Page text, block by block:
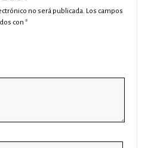
no será publicada. Los campos
con *